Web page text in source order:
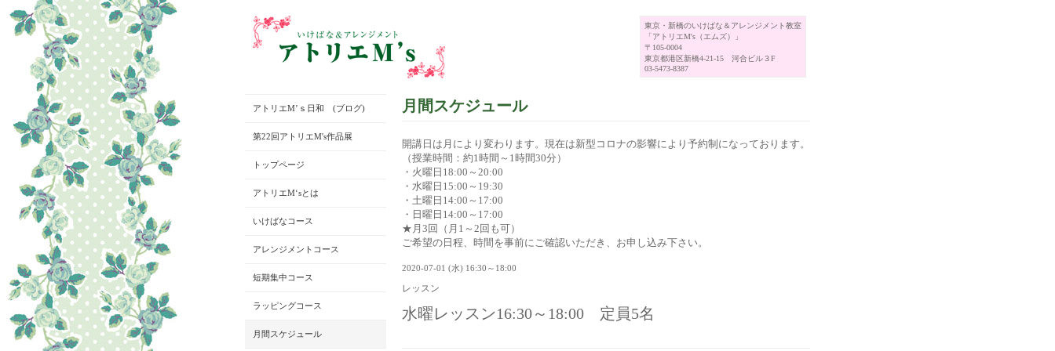
東京・新橋のいけばな＆アレンジメント教室
「アトリエM's（エムズ）」
〒105-0004
東京都港区新橋4-21-15 河合ビル３F
03-5473-8387
月間スケジュール
開講日は月により変わります。現在は新型コロナの影響により予約制になっております。
（授業時間：約1時間～1時間30分）
・火曜日18:00～20:00
・水曜日15:00～19:30
・土曜日14:00～17:00
・日曜日14:00～17:00
★月3回（月1～2回も可）
ご希望の日程、時間を事前にご確認いただき、お申し込み下さい。
2020-07-01 (水) 16:30～18:00
レッスン
水曜レッスン16:30～18:00 定員5名
アトリエM’ｓ日和 (ブログ)
第22回アトリエM's作品展
トップページ
アトリエM‘sとは
いけばなコース
アレンジメントコース
短期集中コース
ラッピングコース
月間スケジュール